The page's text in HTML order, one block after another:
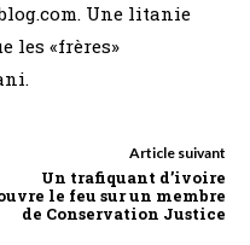
Une litanie
les «frères»
Article suivant
Un trafiquant d’ivoire
le feu sur un membre
de Conservation Justice